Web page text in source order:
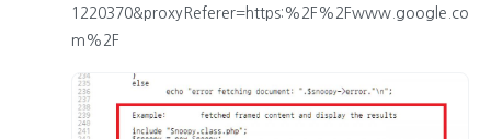
1220370&proxyReferer=https:%2F%2Fwww.google.co
m%2F